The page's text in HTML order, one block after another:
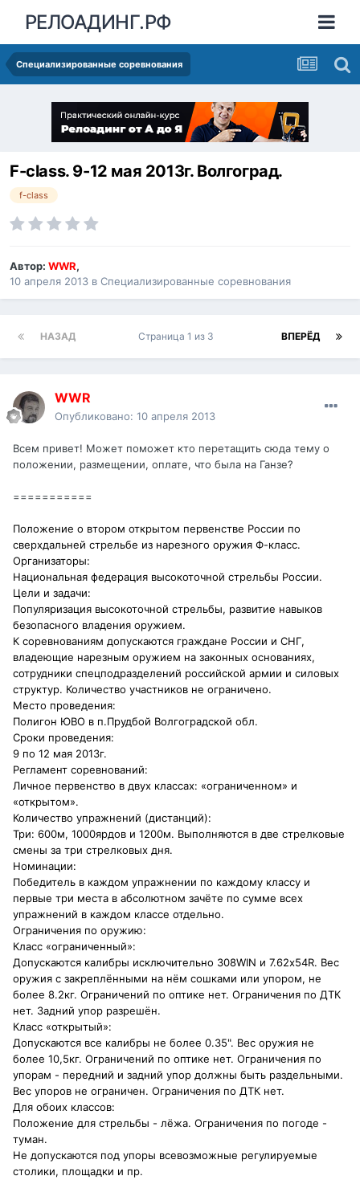
РЕЛОАДИНГ.РФ
Специализированные соревнования
F-class. 9-12 мая 2013г. Волгоград.
f-class
Автор: WWR,
10 апреля 2013 в Специализированные соревнования
НАЗАД ВПЕРЁД
Страница 1 из 3
WWR
Опубликовано: 10 апреля 2013
Всем привет! Может поможет кто перетащить сюда тему о
положении, размещении, оплате, что была на Ганзе?
===========
Положение о втором открытом первенстве России по
сверхдальней стрельбе из нарезного оружия Ф-класс.
Организаторы:
Национальная федерация высокоточной стрельбы России.
Цели и задачи:
Популяризация высокоточной стрельбы, развитие навыков
безопасного владения оружием.
К соревнованиям допускаются граждане России и СНГ,
владеющие нарезным оружием на законных основаниях,
сотрудники спецподразделений российской армии и силовых
структур. Количество участников не ограничено.
Место проведения:
Полигон ЮВО в п.Прудбой Волгоградской обл.
Сроки проведения:
9 по 12 мая 2013г.
Регламент соревнований:
Личное первенство в двух классах: «ограниченном» и
«открытом».
Количество упражнений (дистанций):
Три: 600м, 1000ярдов и 1200м. Выполняются в две стрелковые
смены за три стрелковых дня.
Номинации:
Победитель в каждом упражнении по каждому классу и
первые три места в абсолютном зачёте по сумме всех
упражнений в каждом классе отдельно.
Ограничения по оружию:
Класс «ограниченный»:
Допускаются калибры исключительно 308WIN и 7.62х54R. Вес
оружия с закреплёнными на нём сошками или упором, не
более 8.2кг. Ограничений по оптике нет. Ограничения по ДТК
нет. Задний упор разрешён.
Класс «открытый»:
Допускаются все калибры не более 0.35". Вес оружия не
более 10,5кг. Ограничений по оптике нет. Ограничения по
упорам - передний и задний упор должны быть раздельными.
Вес упоров не ограничен. Ограничения по ДТК нет.
Для обоих классов:
Положение для стрельбы - лёжа. Ограничения по погоде -
туман.
Не допускаются под упоры всевозможные регулируемые
столики, площадки и пр.